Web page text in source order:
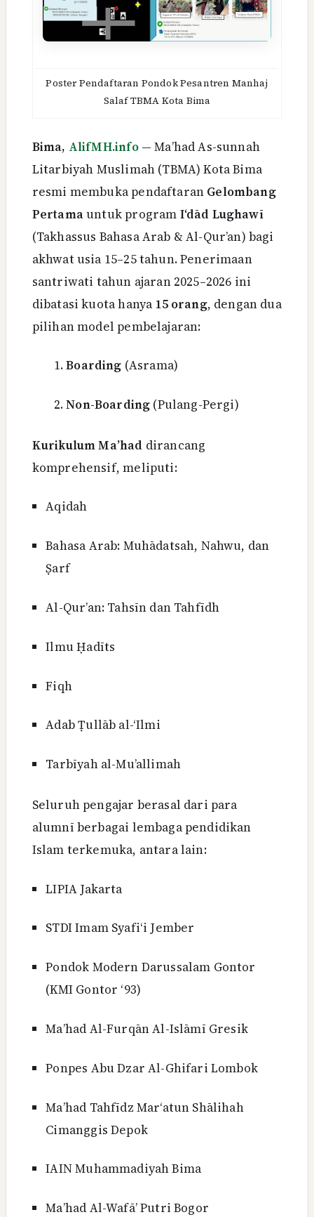
Poster Pendaftaran Pondok Pesantren Manhaj
Salaf TBMA Kota Bima
Bima, AlifMH.info —Ma’had As-sunnah
Litarbiyah Muslimah (TBMA) Kota Bima
resmi membuka pendaftaran Gelombang
Pertamauntuk program I‘dād Lughawī
(Takhassus Bahasa Arab & Al-Qur’an) bagi
akhwat usia 15–25 tahun. Penerimaan
santriwati tahun ajaran 2025–2026 ini
dibatasi kuota hanya 15 orang, dengan dua
pilihan model pembelajaran:
Boarding (Asrama)
Non-Boarding (Pulang-Pergi)
Kurikulum Ma’had dirancang
komprehensif, meliputi:
Aqidah
Bahasa Arab: Muhādatsah, Nahwu, dan
Ṣarf
Al-Qur’an: Tahsīn dan Tahfīdh
Ilmu Ḥadīts
Fiqh
Adab Ṭullāb al-‘Ilmi
Tarbīyah al-Mu’allimah
Seluruh pengajar berasal dari para
alumnī berbagai lembaga pendidikan
Islam terkemuka, antara lain:
LIPIA Jakarta
STDI Imam Syafi‘i Jember
Pondok Modern Darussalam Gontor
(KMI Gontor ‘93)
Ma’had Al-Furqān Al-Islāmī Gresik
Ponpes Abu Dzar Al-Ghifari Lombok
Ma’had Tahfīdz Mar‘atun Shālihah
Cimanggis Depok
IAIN Muhammadiyah Bima
Ma’had Al-Wafā’ Putri Bogor